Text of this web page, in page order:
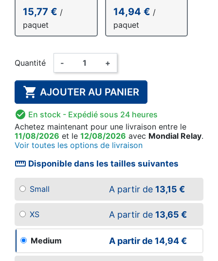
15,77 € /
paquet
14,94 € /
paquet
Quantité - +
 AJOUTER AU PANIER
 En stock - Expédié sous 24 heures
Achetez maintenant pour une livraison entre le
11/08/2026 et le 12/08/2026 avec Mondial Relay.
Voir toutes les options de livraison
straighten Disponible dans les tailles suivantes
Small A partir de 13,15 €
XS A partir de 13,65 €
Medium A partir de 14,94 €